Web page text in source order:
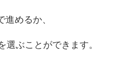
めるか、
選ぶことができます。